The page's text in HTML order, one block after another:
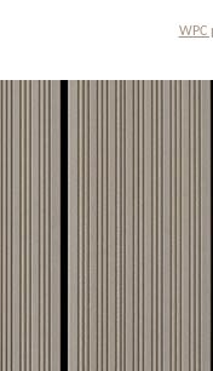
WPC